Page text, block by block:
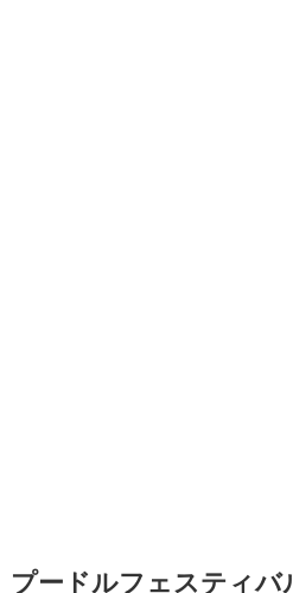
プードルフェスティバ